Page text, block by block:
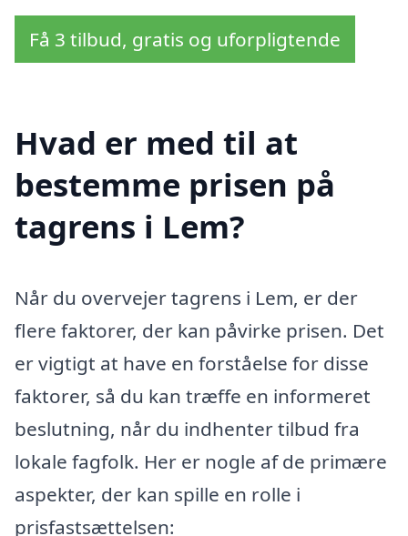
Få 3 tilbud, gratis og uforpligtende
Hvad er med til at
bestemme prisen på
tagrens i Lem?
Når du overvejer tagrens i Lem, er der
flere faktorer, der kan påvirke prisen. Det
er vigtigt at have en forståelse for disse
faktorer, så du kan træffe en informeret
beslutning, når du indhenter tilbud fra
lokale fagfolk. Her er nogle af de primære
aspekter, der kan spille en rolle i
prisfastsættelsen: